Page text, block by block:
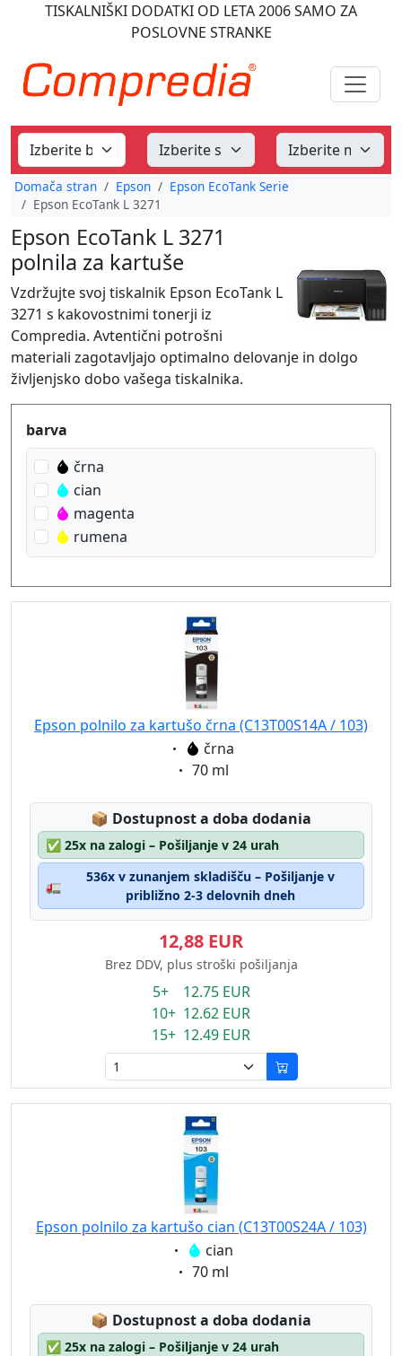
TISKALNIŠKI DODATKI OD LETA 2006SAMO ZA
POSLOVNE STRANKE
Domača stran Epson
Epson EcoTank Serie
Epson EcoTank L 3271
Epson EcoTank L 3271
polnila za kartuše
Vzdržujte svoj tiskalnik Epson EcoTank L
3271 s kakovostnimi tonerji iz
Compredia. Avtentični potrošni
materiali zagotavljajo optimalno delovanje in dolgo
življenjsko dobo vašega tiskalnika.
Produktfilter
barva
črna
cian
magenta
rumena
Epson polnilo za kartušo črna (C13T00S14A / 103)
Eigenschaft:
črna
Eigenschaft:
70 ml
📦 Lagerstatus:
Dostupnost a doba dodania
✅ 25x na zalogi – Pošiljanje v 24 urah
🚛
536x v zunanjem skladišču – Pošiljanje v
približno 2-3 delovnih dneh
12,88 EUR
Brez DDV, plus stroški pošiljanja
5+ 12.75 EUR
10+ 12.62 EUR
15+ 12.49 EUR
Epson polnilo za kartušo cian (C13T00S24A / 103)
Eigenschaft:
cian
Eigenschaft:
70 ml
📦 Lagerstatus:
Dostupnost a doba dodania
✅ 25x na zalogi – Pošiljanje v 24 urah